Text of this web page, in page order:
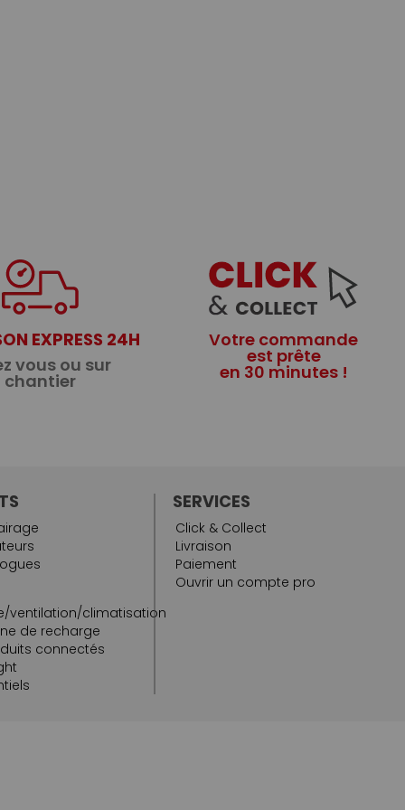
EXPRESS 24H
vous ou sur
chantier
Votre commande
est prête
en 30 minutes !
ventilation/climatisation
de recharge
connectés
SERVICES
Click & Collect
Livraison
Paiement
Ouvrir un compte pro